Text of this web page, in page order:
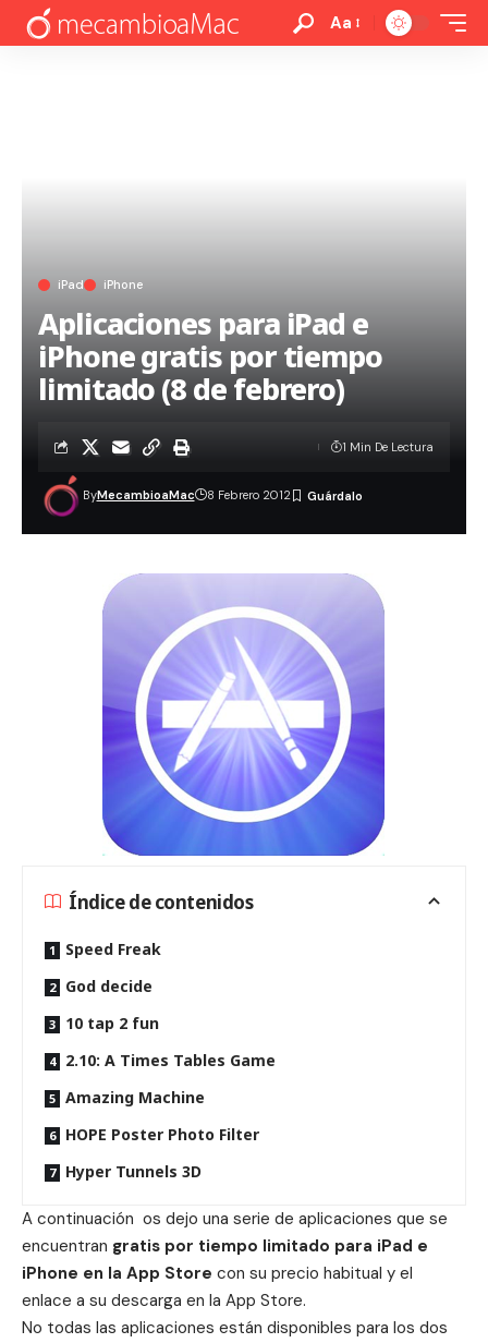
Aa
iPad iPhone
Aplicaciones para iPad e
iPhone gratis por tiempo
limitado (8 de febrero)
ByMecambioaMac 8 Febrero 2012
1 Min De Lectura
Índice de contenidos
Speed Freak
God decide
10 tap 2 fun
2.10: A Times Tables Game
Amazing Machine
HOPE Poster Photo Filter
Hyper Tunnels 3D
A continuación os dejo una serie de aplicaciones que se
encuentran gratis por tiempo limitado para iPad e
iPhone en la App Store con su precio habitual y el
enlace a su descarga en la App Store.
No todas las aplicaciones están disponibles para los dos